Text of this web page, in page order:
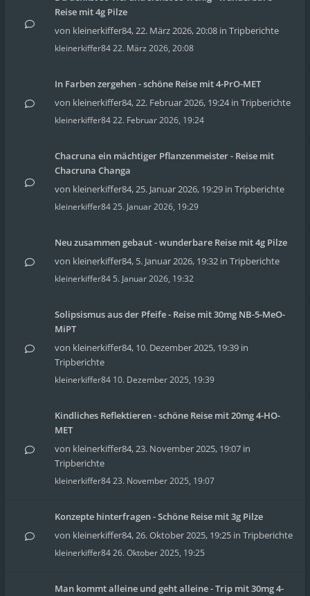
Reise mit 4g Pilze
von kleinerkiffer84,22. März 2026, 20:08 in Tripberichte
kleinerkiffer8422. März 2026, 20:08
In Farben zergehen - schöne Reise mit 4-PrO-MET
von kleinerkiffer84,22. Februar 2026, 19:24in Tripberichte
kleinerkiffer8422. Februar 2026, 19:24
Chacruna ein mächtiger Pflanzenmeister - Reise mit
Chacruna Changa
von kleinerkiffer84,25. Januar 2026, 19:29 in Tripberichte
kleinerkiffer8425. Januar 2026, 19:29
Neu zusammen gebaut - wunderbare Reise mit 4g Pilze
von kleinerkiffer84, 5. Januar 2026, 19:32 in Tripberichte
kleinerkiffer84 5. Januar 2026, 19:32
Solipsismus aus der Pfeife - Reise mit 30mg NB-5-MeO-
MiPT
von kleinerkiffer84, 10. Dezember 2025, 19:39 in
Tripberichte
kleinerkiffer84 10. Dezember 2025, 19:39
Kindliches Reflektieren - schöne Reise mit 20mg 4-HO-
MET
von kleinerkiffer84,23. November 2025, 19:07 in
Tripberichte
kleinerkiffer8423. November 2025, 19:07
Konzepte hinterfragen - Schöne Reise mit 3g Pilze
von kleinerkiffer84,26. Oktober 2025, 19:25 in Tripberichte
kleinerkiffer8426. Oktober 2025, 19:25
Man kommt alleine und geht alleine - Trip mit 30mg 4-